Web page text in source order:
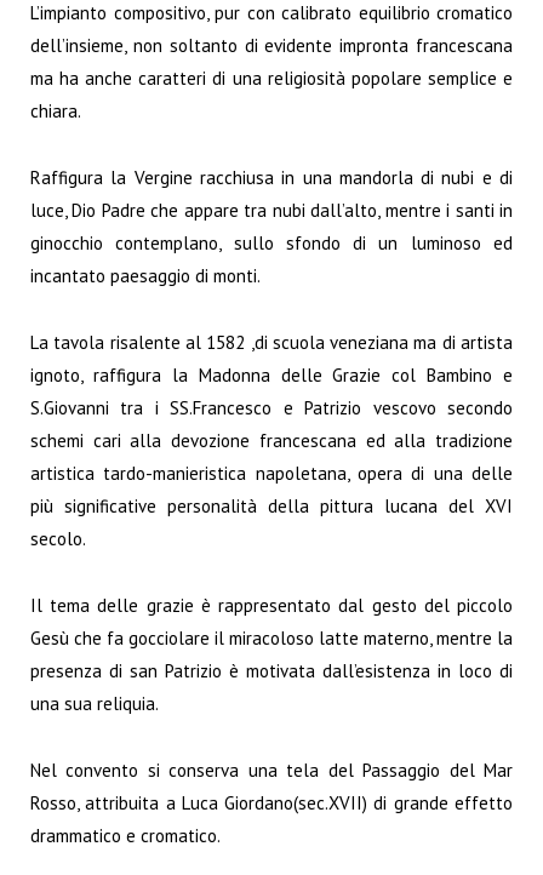
L’impianto compositivo, pur con calibrato equilibrio cromatico
dell’insieme, non soltanto di evidente impronta francescana
ma ha anche caratteri di una religiosità popolare semplice e
chiara.
Raffigura la Vergine racchiusa in una mandorla di nubi e di
luce, Dio Padre che appare tra nubi dall’alto, mentre i santi in
ginocchio contemplano, sullo sfondo di un luminoso ed
incantato paesaggio di monti.
La tavola risalente al 1582 ,di scuola veneziana ma di artista
ignoto, raffigura la Madonna delle Grazie col Bambino e
S.Giovanni tra i SS.Francesco e Patrizio vescovo secondo
schemi cari alla devozione francescana ed alla tradizione
artistica tardo-manieristica napoletana, opera di una delle
più significative personalità della pittura lucana del XVI
secolo.
Il tema delle grazie è rappresentato dal gesto del piccolo
Gesù che fa gocciolare il miracoloso latte materno, mentre la
presenza di san Patrizio è motivata dall’esistenza in loco di
una sua reliquia.
Nel convento si conserva una tela del Passaggio del Mar
Rosso, attribuita a Luca Giordano(sec.XVII) di grande effetto
drammatico e cromatico.